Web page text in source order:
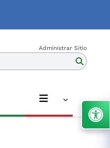
Administrar Sitio